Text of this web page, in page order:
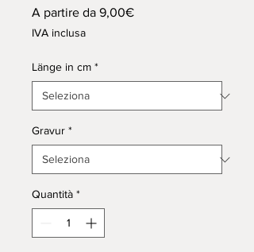
A partire da 9,00€Prezzo
IVA inclusa
Länge in cm *
Gravur *
Quantità *